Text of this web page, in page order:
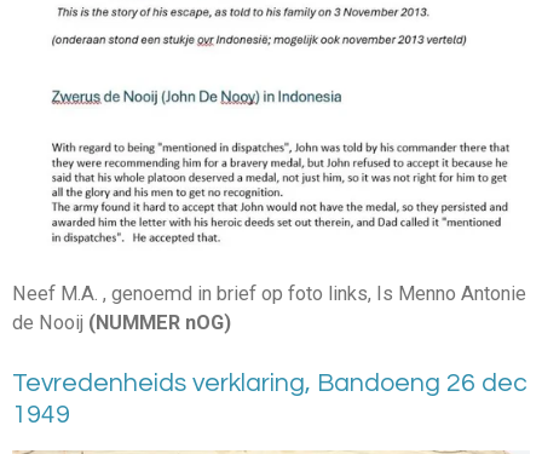
Neef M.A. , genoemd in brief op foto links, Is Menno Antonie
de Nooij (NUMMER nOG)
Tevredenheids verklaring, Bandoeng 26 dec
1949